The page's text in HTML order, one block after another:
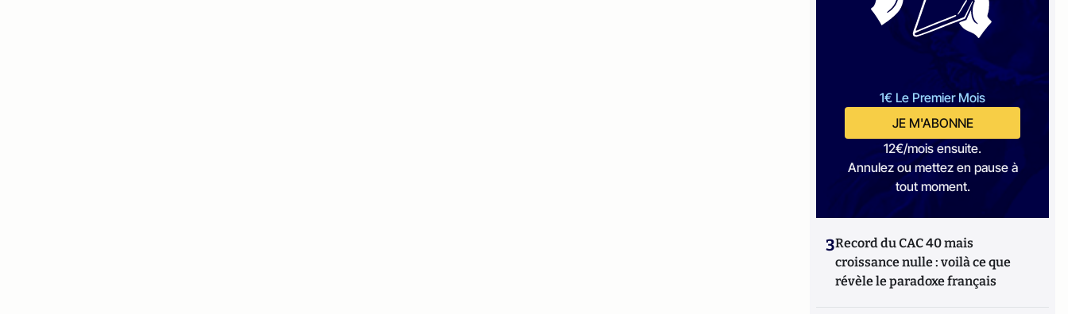
1€ Le Premier Mois
JE M'ABONNE
12€/mois ensuite.
Annulez ou mettez en pause à
tout moment.
3Record du CAC 40 mais
croissance nulle : voilà ce que
révèle le paradoxe français